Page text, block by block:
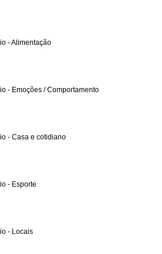
- Alimentação
- Emoções / Comportamento
- Casa e cotidiano
- Esporte
- Locais